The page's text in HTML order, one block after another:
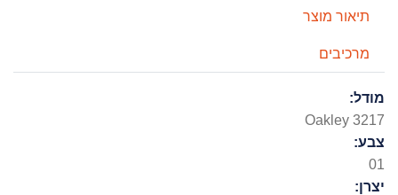
תיאור מוצר
מרכיבים
מודל:
Oakley 3217
צבע:
01
יצרן: